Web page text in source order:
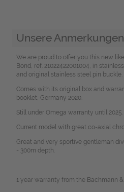
Unsere Anmerkungen
We are proud to offer you this new
Bond, ref. 21022422001004, in
and original stainless steel pin buckle.
Comes with its original box and
booklet, Germany 2020.
Still under Omega warranty until 2025.
Current model with great co-axial
Great and very sportive gentleman
- 300m depth.
1 year warranty from the Bachmann &